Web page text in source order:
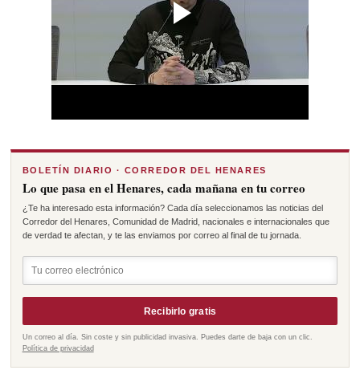
BOLETÍN DIARIO · CORREDOR DEL HENARES
Lo que pasa en el Henares, cada mañana en tu correo
¿Te ha interesado esta información? Cada día seleccionamos las noticias del
Corredor del Henares, Comunidad de Madrid, nacionales e internacionales que
de verdad te afectan, y te las enviamos por correo al final de tu jornada.
Recibirlo gratis
Un correo al día. Sin coste y sin publicidad invasiva. Puedes darte de baja con un clic.
Política de privacidad